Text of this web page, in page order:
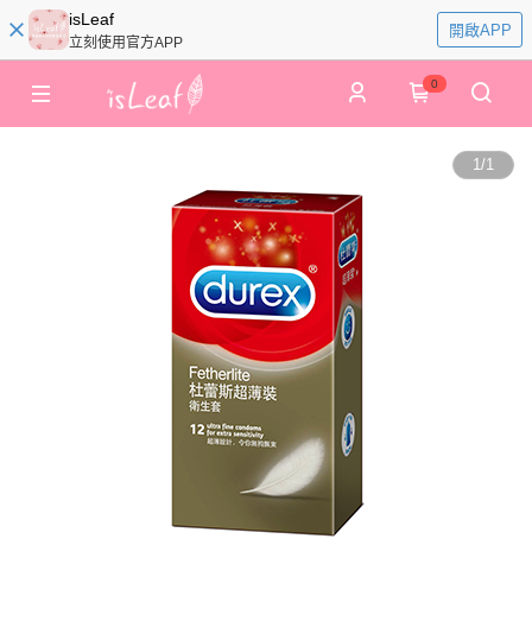
isLeaf
立刻使用官方APP
開啟APP
0
1/1